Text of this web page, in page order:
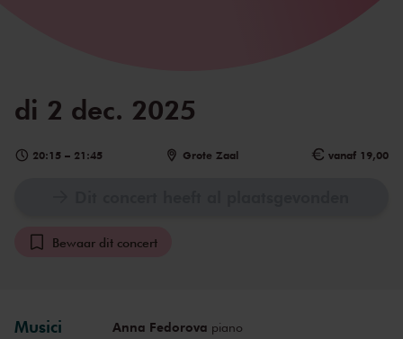
di 2 dec. 2025
20:15 – 21:45 Grote Zaal vanaf 19,00
Bewaar dit concert
Musici Anna Fedorova piano